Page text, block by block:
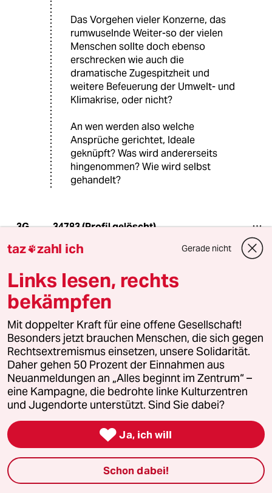
Das Vorgehen vieler Konzerne, das
rumwuselnde Weiter-so der vielen
Menschen sollte doch ebenso
erschrecken wie auch die
dramatische Zugespitzheit und
weitere Befeuerung der Umwelt- und
Klimakrise, oder nicht?
An wen werden also welche
Ansprüche gerichtet, Ideale
geknüpft? Was wird andererseits
hingenommen? Wie wird selbst
gehandelt?
3G 34783 (Profil gelöscht)
Aktionen dem Klimaschutz massiv geschadet .
Wir brauchen für einen effektiven Klimaschutz
Mehrheiten und keine linksradikalen
Minderheiten !
Uranus
18.06.2024 ,15:56 Uhr
@34783 (Profil gelöscht):
Haben sie wirklich geschadet?
Welche Alternativen organisieren den
Mehrheiten für effektiven
Klimaschutz? Was ist in der
Vergangenheit (von denen) bisher
taz zahl ich Gerade nicht
Links lesen, rechts
bekämpfen
Mit doppelter Kraft für eine offene Gesellschaft!
Besonders jetzt brauchen Menschen, die sich gegen
Rechtsextremismus einsetzen, unsere Solidarität.
Daher gehen 50 Prozent der Einnahmen aus
Neuanmeldungen an „Alles beginnt im Zentrum“ –
eine Kampagne, die bedrohte linke Kulturzentren
und Jugendorte unterstützt. Sind Sie dabei?
 Ja, ich will
Schon dabei!